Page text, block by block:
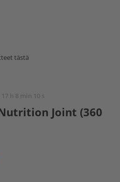
tästä
h 8 min 9 s
Joint (360